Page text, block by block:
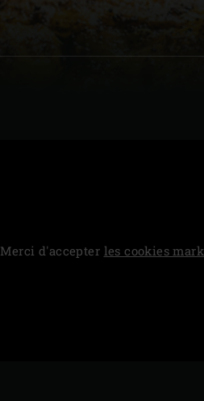
Estonia | Eesti
Merci d'accepter les cookies